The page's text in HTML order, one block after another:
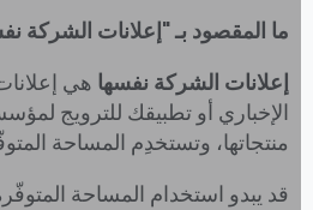
ما المقصود بـ "إعلانات الشركة
إعلانات الشركة نفسهاهي
الإخباري أو تطبيقك للترويج
منتجاتها، وتستخدِم المساحة
قد يبدو استخدام المساحة المتوفّرة